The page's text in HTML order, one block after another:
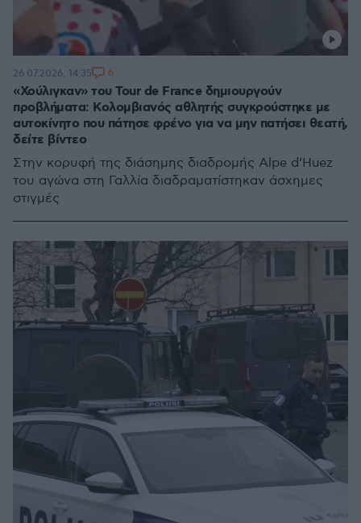
«Χούλιγκαν» του Tour de France δημιουργούν
προβλήματα: Κολομβιανός αθλητής συγκρούστηκε με
αυτοκίνητο που πάτησε φρένο για να μην πατήσει θεατή,
δείτε βίντεο
Στην κορυφή της διάσημης διαδρομής Alpe d’Huez
του αγώνα στη Γαλλία διαδραματίστηκαν άσχημες
στιγμές
26.07.2026, 14:35 6